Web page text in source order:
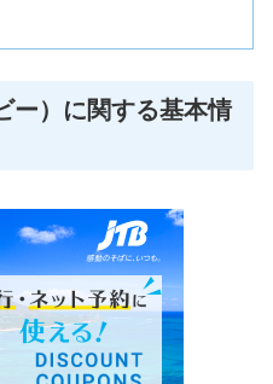
ー）に関する基本情